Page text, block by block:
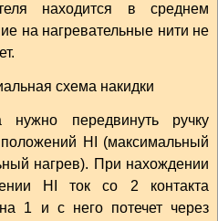
находится в среднем
на нагревательные нити не
передвинуть ручку
HI (максимальный
нагрев). При нахождении
HI ток со 2 контакта
1 и с него потечет через